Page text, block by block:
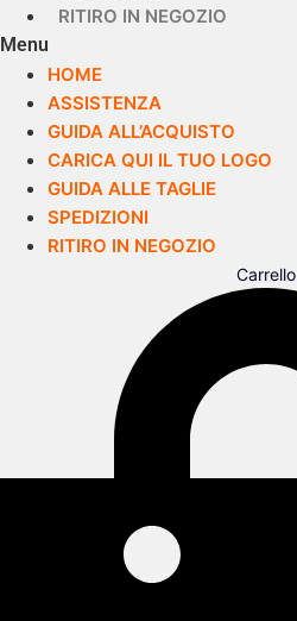
RITIRO IN NEGOZIO
Menu
HOME
ASSISTENZA
GUIDA ALL’ACQUISTO
CARICA QUI IL TUO LOGO
GUIDA ALLE TAGLIE
SPEDIZIONI
RITIRO IN NEGOZIO
Carrello